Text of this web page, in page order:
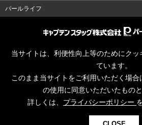
パールライフ
当サイトは、利便性向上等のためにク
ています。
このまま当サイトをご利用いただく場合
の使用に同意いただいたものと
詳しくは、 プライバシーポリシー